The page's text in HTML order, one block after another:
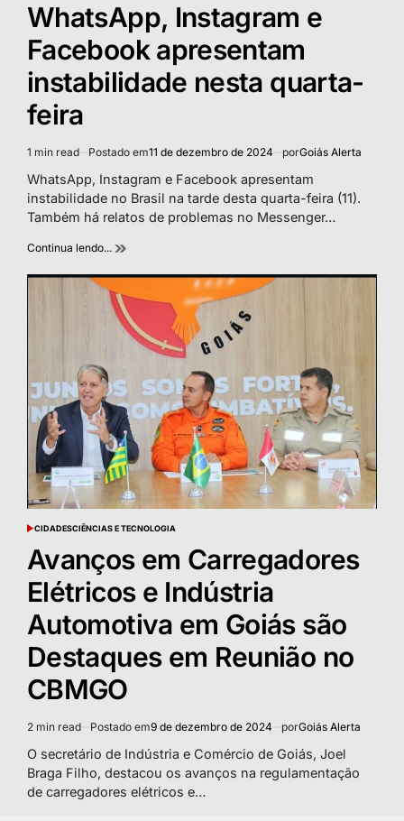
WhatsApp, Instagram e
Facebook apresentam
instabilidade nesta quarta-
feira
Estimated
read
time
1 min read Postado em11 de dezembro de 2024 porGoiás Alerta
WhatsApp, Instagram e Facebook apresentam
instabilidade no Brasil na tarde desta quarta-feira (11).
Também há relatos de problemas no Messenger…
Continua lendo...
POSTED
CIDADESCIÊNCIAS E TECNOLOGIA
Avanços em Carregadores
Elétricos e Indústria
Automotiva em Goiás são
Destaques em Reunião no
CBMGO
Estimated
read
time
2 min read Postado em9 de dezembro de 2024 porGoiás Alerta
O secretário de Indústria e Comércio de Goiás, Joel
Braga Filho, destacou os avanços na regulamentação
de carregadores elétricos e…